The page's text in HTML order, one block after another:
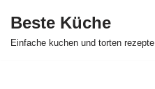
Zum
Beste Küche
Einfache kuchen und torten rezepte